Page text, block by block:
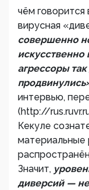
чём говорится
вирусная
совершенно
искусственно
агрессоры
интервью,
(http://
Кекуле
материальные
Значит,
диверсий —